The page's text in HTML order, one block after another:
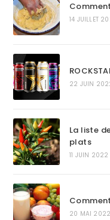
14 JUILLET
22 JUIN
La liste
plats
11 JUIN 2022
20 MAI 2022